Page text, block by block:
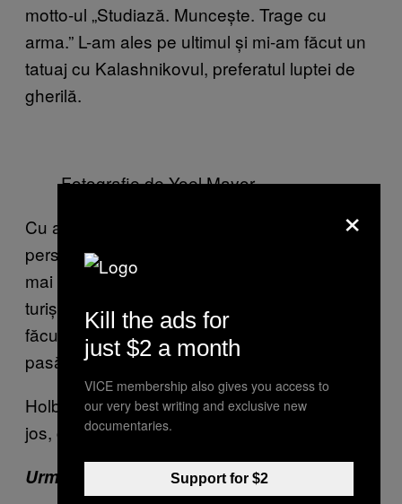
motto-ul „Studiază. Muncește. Trage cu
arma.” L-am ales pe ultimul și mi-am făcut un
tatuaj cu Kalashnikovul, preferatul luptei de
gherilă.
Fotografie de Yoel Mayor
Cu acul în mână, Rioger mi-a zis că
personajele comuniste sau de la revoluție nu
mai sunt populare în ziua de azi, în afară de
turiști. „Toate tatuajele cu Che Guevara le-am
făcut pentru străini. Cubanezilor nu le mai
pasă de poveștile astea, ei vor alte lucruri.”
Holbează-te la tatuajele astea locale, de mai
jos, ca să ai inspirație dacă ajungi în Cuba.
Urmărește
VICE pe Facebook.
×
Kill the ads for
just $2 a month
VICE membership also gives you access to
our very best writing and exclusive new
documentaries.
Support for $2